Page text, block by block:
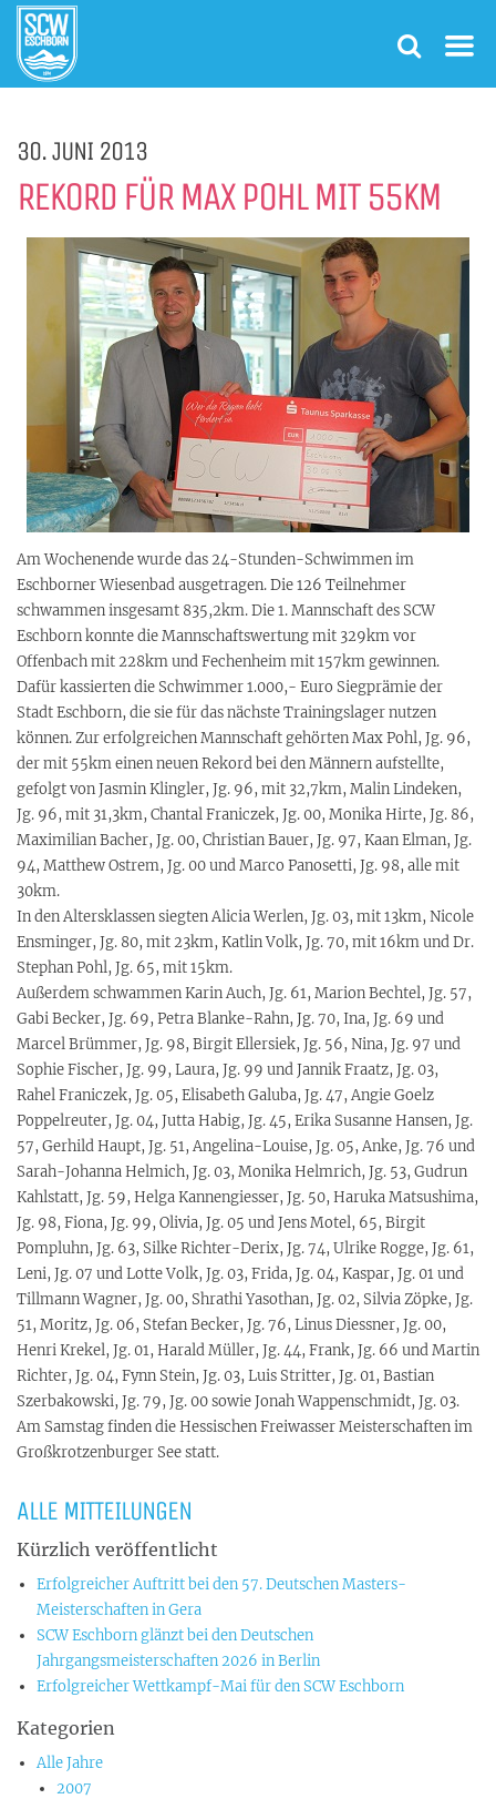
30. JUNI 2013
REKORD FÜR MAX POHL MIT 55KM
Am Wochenende wurde das 24-Stunden-Schwimmen im
Eschborner Wiesenbad ausgetragen. Die 126 Teilnehmer
schwammen insgesamt 835,2km. Die 1. Mannschaft des SCW
Eschborn konnte die Mannschaftswertung mit 329km vor
Offenbach mit 228km und Fechenheim mit 157km gewinnen.
Dafür kassierten die Schwimmer 1.000,- Euro Siegprämie der
Stadt Eschborn, die sie für das nächste Trainingslager nutzen
können. Zur erfolgreichen Mannschaft gehörten Max Pohl, Jg. 96,
der mit 55km einen neuen Rekord bei den Männern aufstellte,
gefolgt von Jasmin Klingler, Jg. 96, mit 32,7km, Malin Lindeken,
Jg. 96, mit 31,3km, Chantal Franiczek, Jg. 00, Monika Hirte, Jg. 86,
Maximilian Bacher, Jg. 00, Christian Bauer, Jg. 97, Kaan Elman, Jg.
94, Matthew Ostrem, Jg. 00 und Marco Panosetti, Jg. 98, alle mit
30km.
In den Altersklassen siegten Alicia Werlen, Jg. 03, mit 13km, Nicole
Ensminger, Jg. 80, mit 23km, Katlin Volk, Jg. 70, mit 16km und Dr.
Stephan Pohl, Jg. 65, mit 15km.
Außerdem schwammen Karin Auch, Jg. 61, Marion Bechtel, Jg. 57,
Gabi Becker, Jg. 69, Petra Blanke-Rahn, Jg. 70, Ina, Jg. 69 und
Marcel Brümmer, Jg. 98, Birgit Ellersiek, Jg. 56, Nina, Jg. 97 und
Sophie Fischer, Jg. 99, Laura, Jg. 99 und Jannik Fraatz, Jg. 03,
Rahel Franiczek, Jg. 05, Elisabeth Galuba, Jg. 47, Angie Goelz
Poppelreuter, Jg. 04, Jutta Habig, Jg. 45, Erika Susanne Hansen, Jg.
57, Gerhild Haupt, Jg. 51, Angelina-Louise, Jg. 05, Anke, Jg. 76 und
Sarah-Johanna Helmich, Jg. 03, Monika Helmrich, Jg. 53, Gudrun
Kahlstatt, Jg. 59, Helga Kannengiesser, Jg. 50, Haruka Matsushima,
Jg. 98, Fiona, Jg. 99, Olivia, Jg. 05 und Jens Motel, 65, Birgit
Pompluhn, Jg. 63, Silke Richter-Derix, Jg. 74, Ulrike Rogge, Jg. 61,
Leni, Jg. 07 und Lotte Volk, Jg. 03, Frida, Jg. 04, Kaspar, Jg. 01 und
Tillmann Wagner, Jg. 00, Shrathi Yasothan, Jg. 02, Silvia Zöpke, Jg.
51, Moritz, Jg. 06, Stefan Becker, Jg. 76, Linus Diessner, Jg. 00,
Henri Krekel, Jg. 01, Harald Müller, Jg. 44, Frank, Jg. 66 und Martin
Richter, Jg. 04, Fynn Stein, Jg. 03, Luis Stritter, Jg. 01, Bastian
Szerbakowski, Jg. 79, Jg. 00 sowie Jonah Wappenschmidt, Jg. 03.
Am Samstag finden die Hessischen Freiwasser Meisterschaften im
Großkrotzenburger See statt.
ALLE MITTEILUNGEN
Kürzlich veröffentlicht
Erfolgreicher Auftritt bei den 57. Deutschen Masters-
Meisterschaften in Gera
SCW Eschborn glänzt bei den Deutschen
Jahrgangsmeisterschaften 2026 in Berlin
Erfolgreicher Wettkampf-Mai für den SCW Eschborn
Kategorien
Alle Jahre
2007